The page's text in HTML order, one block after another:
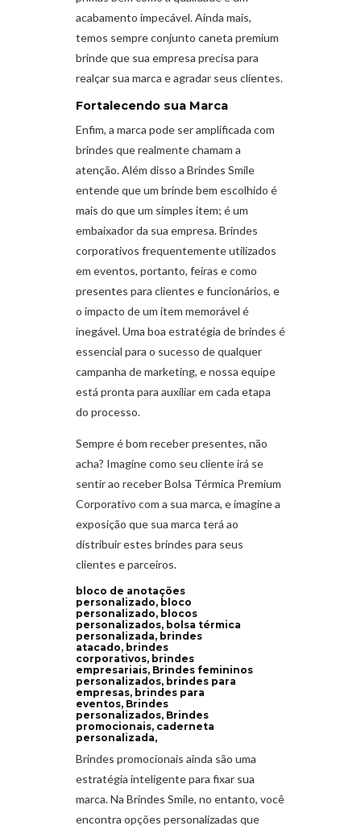
acabamento impecável. Ainda mais,
temos sempre conjunto caneta premium
brinde que sua empresa precisa para
realçar sua marca e agradar seus clientes.
Fortalecendo sua Marca
Enfim, a marca pode ser amplificada com
brindes que realmente chamam a
atenção. Além disso a Brindes Smile
entende que um brinde bem escolhido é
mais do que um simples item; é um
embaixador da sua empresa. Brindes
corporativos frequentemente utilizados
em eventos, portanto, feiras e como
presentes para clientes e funcionários, e
o impacto de um item memorável é
inegável. Uma boa estratégia de brindes é
essencial para o sucesso de qualquer
campanha de marketing, e nossa equipe
está pronta para auxiliar em cada etapa
do processo.
Sempre é bom receber presentes, não
acha? Imagine como seu cliente irá se
sentir ao receber Bolsa Térmica Premium
Corporativo com a sua marca, e imagine a
exposição que sua marca terá ao
distribuir estes brindes para seus
clientes e parceiros.
bloco de anotações
personalizado, bloco
personalizado, blocos
personalizados, bolsa térmica
personalizada, brindes
atacado, brindes
corporativos, brindes
empresariais, Brindes femininos
personalizados, brindes para
empresas, brindes para
eventos, Brindes
personalizados, Brindes
promocionais, caderneta
personalizada,
Brindes promocionais ainda são uma
estratégia inteligente para fixar sua
marca. Na Brindes Smile, no entanto, você
encontra opções personalizadas que